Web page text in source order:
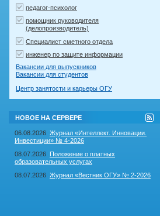
педагог-психолог
помощник руководителя
(делопроизводитель)
Специалист сметного отдела
инженер по защите информации
Вакансии для выпускников
Вакансии для студентов
Центр занятости и карьеры ОГУ
НОВОЕ НА СЕРВЕРЕ
RSS-
лента
на
06.08.2026 Журнал «Интеллект. Инновации.
Инвестиции» № 4-2026
08.07.2026 Положение о платных
образовательных услугах
08.07.2026 Журнал «Вестник ОГУ» № 2-2026